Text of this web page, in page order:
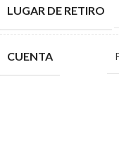
LUGAR DE RETIRO
CUENTA